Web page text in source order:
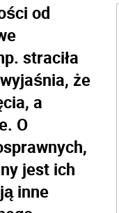
od
straciła
że
a
O
jest ich
inne